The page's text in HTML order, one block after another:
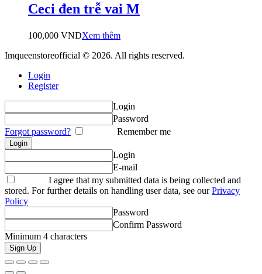
Ceci đen trễ vai M
100,000 VNDXem thêm
Imqueenstoreofficial © 2026. All rights reserved.
Login
Register
Login
Password
Forgot password?
Remember me
Login
E-mail
I agree that my submitted data is being collected and
stored. For further details on handling user data, see ourPrivacy
Policy
Password
Confirm Password
Minimum 4 characters